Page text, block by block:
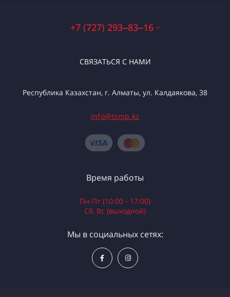
+7 (727) 293‒83‒16
СВЯЗАТЬСЯ С НАМИ
Республика Казахстан, г. Алматы, ул. Калдаякова, 38
info@tsmp.kz
Время работы
Пн-Пт (10:00 - 17:00)
Сб, Вс (выходной)
Мы в социальных сетях: